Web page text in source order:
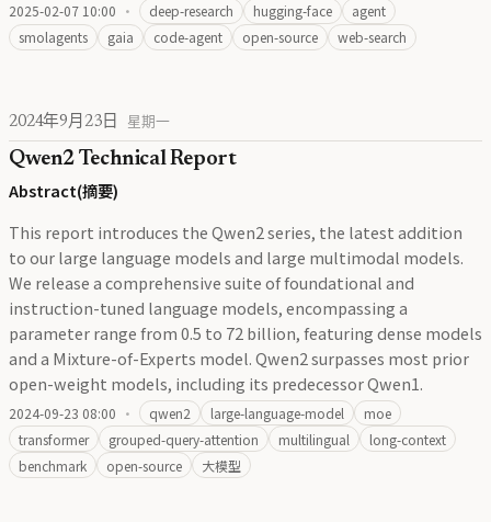
2025-02-07 10:00 · deep-research hugging-face
agent
smolagents
gaia code-agent open-source web-search
2024年9月23日 星期一
Qwen2 Technical Report
Abstract(摘要)
This report introduces the Qwen2 series, the latest addition
to our large language models and large multimodal models.
We release a comprehensive suite of foundational and
instruction-tuned language models, encompassing a
parameter range from 0.5 to 72 billion, featuring dense models
and a Mixture-of-Experts model. Qwen2 surpasses most prior
open-weight models, including its predecessor Qwen1.
2024-09-23 08:00 · qwen2 large-language-model
moe
transformer
grouped-query-attention multilingual
long-context
benchmark
open-source 大模型